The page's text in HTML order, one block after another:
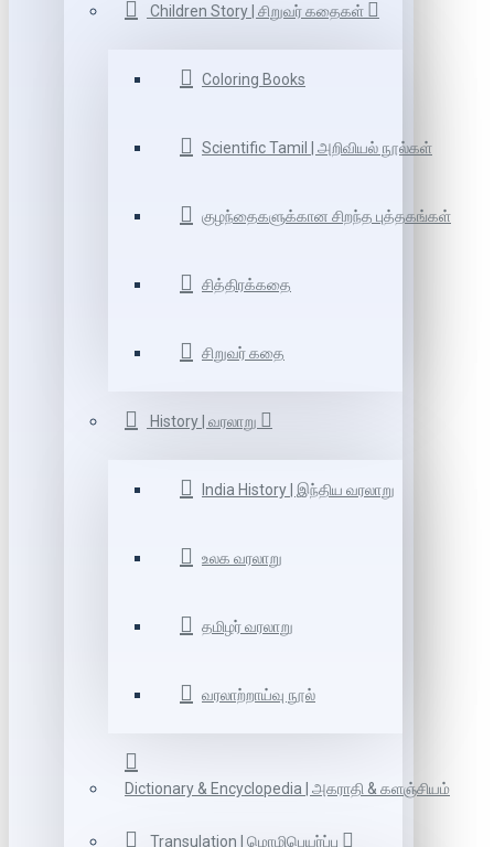
Children Story | சிறுவர் கதைகள்
Coloring Books
Scientific Tamil | அறிவியல் நூல்கள்
குழந்தைகளுக்கான சிறந்த புத்தகங்கள்
சித்திரக்கதை
சிறுவர் கதை
History | வரலாறு
India History | இந்திய வரலாறு
உலக வரலாறு
தமிழர் வரலாறு
வரலாற்றாய்வு நூல்
Dictionary & Encyclopedia | அகராதி & களஞ்சியம்
Transulation | மொழிபெயர்ப்பு